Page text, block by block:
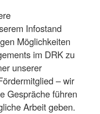
Infostand
Möglichkeiten
im DRK zu
unserer
– wir
Gespräche führen
Arbeit geben.